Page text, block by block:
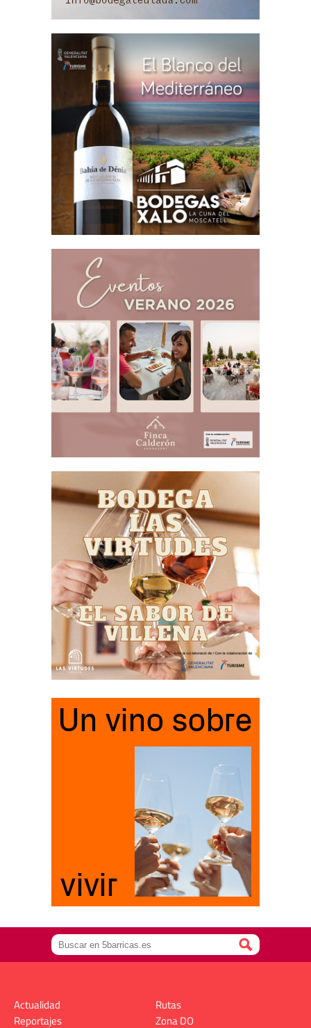
Actualidad
Reportajes
Rutas
Zona DO